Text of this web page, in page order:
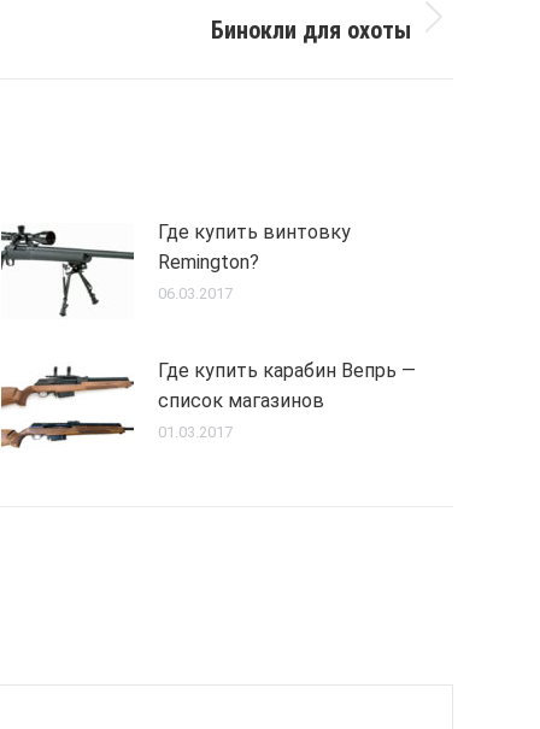
Бинокли для охоты
Где купить винтовку
Remington?
06.03.2017
Где купить карабин Вепрь —
список магазинов
01.03.2017